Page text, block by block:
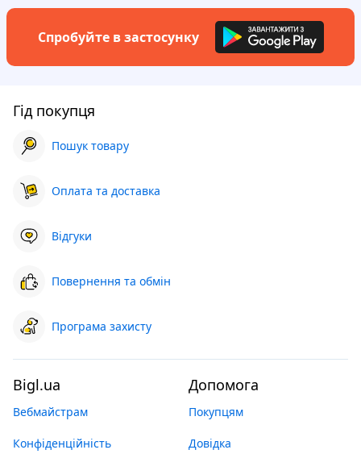
Спробуйте в застосунку
Гід покупця
Пошук товару
Оплата та доставка
Відгуки
Повернення та обмін
Програма захисту
Bigl.ua
Вебмайстрам
Конфіденційність
Допомога
Покупцям
Довідка